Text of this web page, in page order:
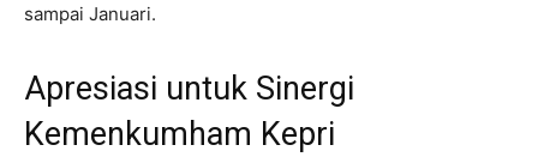
sampai Januari.
Apresiasi untuk Sinergi
Kemenkumham Kepri